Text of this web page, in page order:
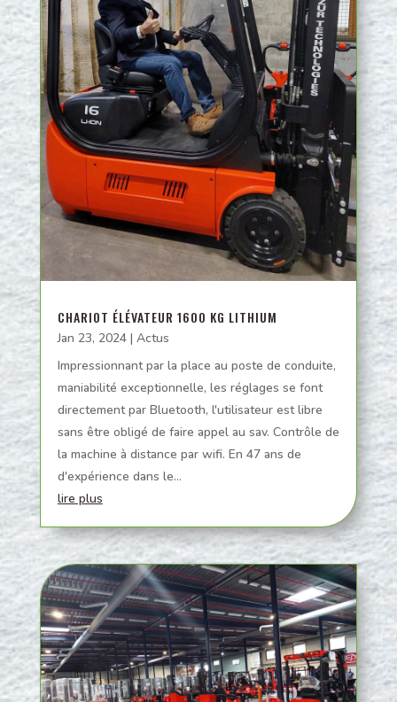
CHARIOT ÉLÉVATEUR 1600 KG LITHIUM
Jan 23, 2024| Actus
Impressionnant par la place au poste de conduite,
maniabilité exceptionnelle, les réglages se font
directement par Bluetooth, l'utilisateur est libre
sans être obligé de faire appel au sav. Contrôle de
la machine à distance par wifi. En 47 ans de
d'expérience dans le...
lire plus